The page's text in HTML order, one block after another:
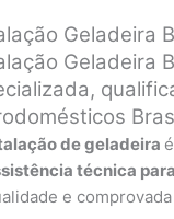
Geladeira
Geladeira
de geladeira
técnica
e